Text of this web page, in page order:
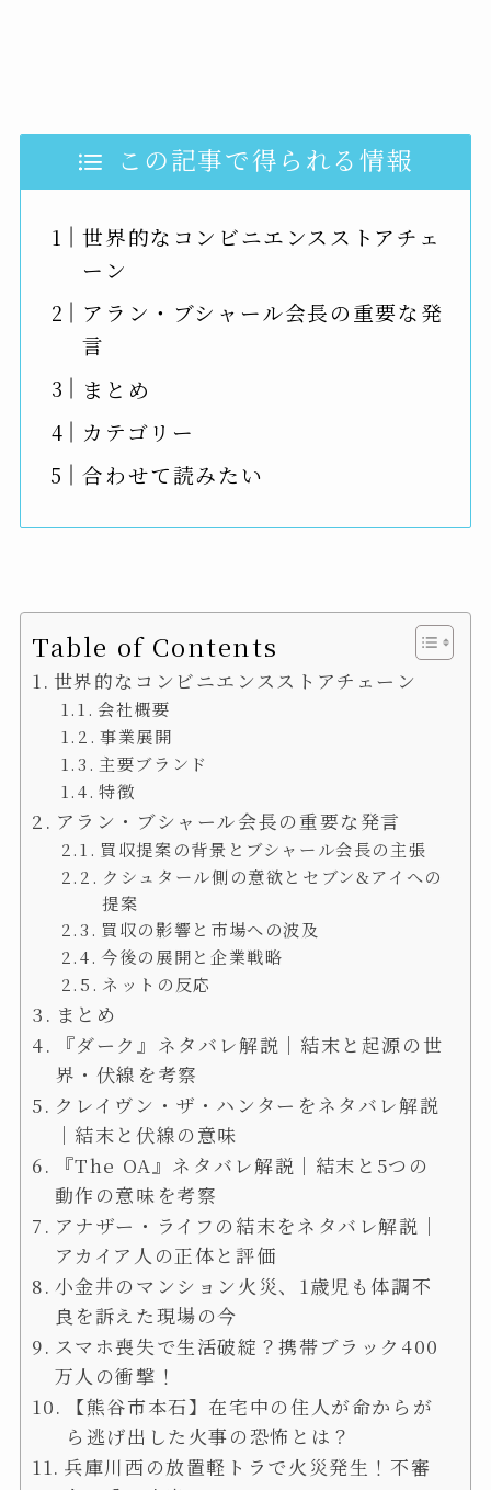
この記事で得られる情報
世界的なコンビニエンスストアチェ
ーン
アラン・ブシャール会長の重要な発
言
まとめ
カテゴリー
合わせて読みたい
Table of Contents
世界的なコンビニエンスストアチェーン
会社概要
事業展開
主要ブランド
特徴
アラン・ブシャール会長の重要な発言
買収提案の背景とブシャール会長の主張
クシュタール側の意欲とセブン&アイへの
提案
買収の影響と市場への波及
今後の展開と企業戦略
ネットの反応
まとめ
『ダーク』ネタバレ解説｜結末と起源の世
界・伏線を考察
クレイヴン・ザ・ハンターをネタバレ解説
｜結末と伏線の意味
『The OA』ネタバレ解説｜結末と5つの
動作の意味を考察
アナザー・ライフの結末をネタバレ解説｜
アカイア人の正体と評価
小金井のマンション火災、1歳児も体調不
良を訴えた現場の今
スマホ喪失で生活破綻？携帯ブラック400
万人の衝撃！
【熊谷市本石】在宅中の住人が命からが
ら逃げ出した火事の恐怖とは？
兵庫川西の放置軽トラで火災発生！不審